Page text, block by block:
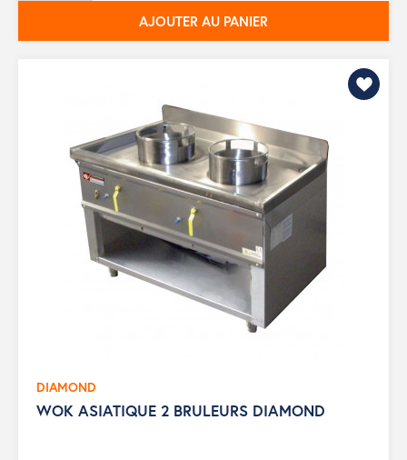
AJOUTER AU PANIER
DIAMOND
WOK ASIATIQUE 2 BRULEURS DIAMOND